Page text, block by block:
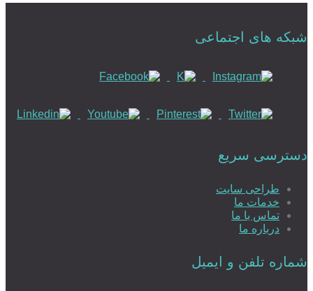
شبکه های اجتماعی
دسترسی سریع
طراحی سایت
خدمات ما
تماس با ما
درباره ما
شماره تلفن و ایمیل